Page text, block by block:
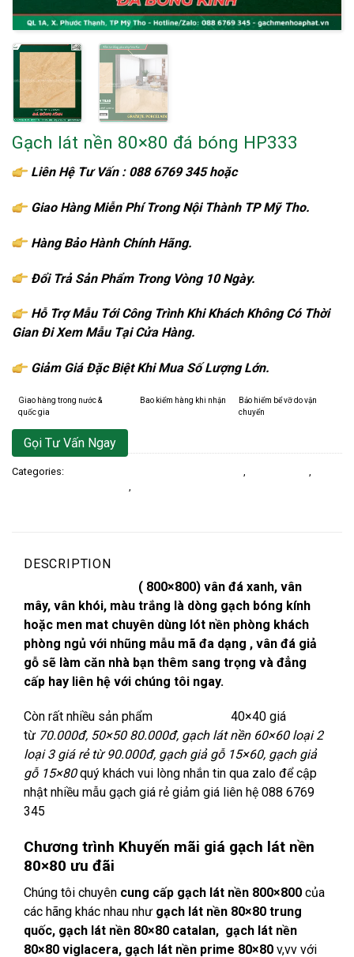
Gạch lát nền 80×80 đá bóng HP333
Liên Hệ Tư Vấn : 088 6769 345 hoặc
Giao Hàng Miễn Phí Trong Nội Thành TP Mỹ Tho.
Hàng Bảo Hành Chính Hãng.
Đổi Trả Sản Phẩm Trong Vòng 10 Ngày.
Hỗ Trợ Mẫu Tới Công Trình Khi Khách Không Có Thời
Gian Đi Xem Mẫu Tại Cửa Hàng.
Giảm Giá Đặc Biệt Khi Mua Số Lượng Lớn.
Giao hàng trong nước &
quốc gia
Bao kiểm hàng khi nhận
Bảo hiểm bể vỡ do vận
chuyển
Gọi Tư Vấn Ngay
Categories:
DESCRIPTION
( 800×800) vân đá xanh, vân
mây, vân khói, màu trắng là dòng gạch bóng kính
hoặc men mat chuyên dùng lót nền phòng khách
phòng ngủ với nhũng mẫu mã đa dạng , vân đá giả
gỗ sẽ làm căn nhà bạn thêm sang trọng và đẳng
cấp hay liên hệ với chúng tôi ngay.
Còn rất nhiều sản phẩm
40×40 giá
từ 70.000đ, 50×50 80.000đ, gạch lát nền 60×60 loại 2
loại 3 giá rẻ từ 90.000đ, gạch giả gỗ 15×60, gạch giả
gỗ 15×80quý khách vui lòng nhắn tin qua zalo để cập
nhật nhiều mẫu gạch giá rẻ giảm giá liên hệ 088 6769
345
Chương trình Khuyến mãi giá gạch lát nền
80×80 ưu đãi
Chúng tôi chuyên cung cấp gạch lát nền 800×800 của
các hãng khác nhau như gạch lát nền 80×80 trung
quốc, gạch lát nền 80×80 catalan, gạch lát nền
80×80 viglacera, gạch lát nền prime 80×80 v,vv với